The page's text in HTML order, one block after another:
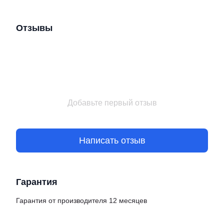
Отзывы
Добавьте первый отзыв
Написать отзыв
Гарантия
Гарантия от производителя 12 месяцев